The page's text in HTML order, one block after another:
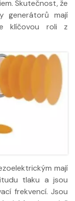
Skutečnost, že
generátorů mají
klíčovou roli z
mají
tlaku a jsou
frekvencí. Jsou